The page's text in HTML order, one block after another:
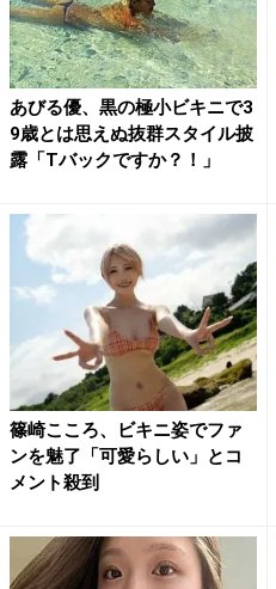
あびる優、黒の極小ビキニで3
9歳とは思えぬ抜群スタイル披
露「Tバックですか？！」
篠崎こころ、ビキニ姿でファ
ンを魅了「可愛らしい」とコ
メント殺到